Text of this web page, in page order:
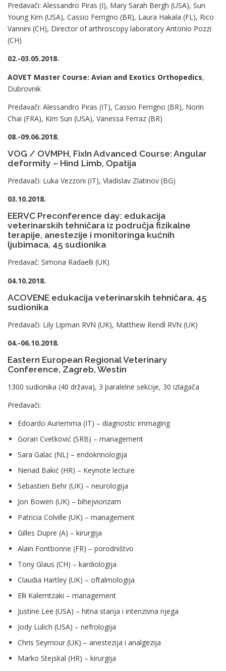
Predavači: Alessandro Piras (I), Mary Sarah Bergh (USA), Sun
Young Kim (USA), Cassio Ferrigno (BR), Laura Hakala (FL), Rico
Vannini (CH), Director of arthroscopy laboratory Antonio Pozzi
(CH)
02.-03.05.2018.
AOVET Master Course: Avian and Exotics Orthopedics,
Dubrovnik
Predavači: Alessandro Piras (IT), Cassio Ferrigno (BR), Norin
Chai (FRA), Kim Sun (USA), Vanessa Ferraz (BR)
08.-09.06.2018.
VOG / OVMPH, FixIn Advanced Course: Angular
deformity – Hind Limb, Opatija
Predavači: Luka Vezzoni (IT), Vladislav Zlatinov (BG)
03.10.2018.
EERVC Preconference day: edukacija
veterinarskih tehničara iz područja fizikalne
terapije, anestezije i monitoringa kućnih
ljubimaca, 45 sudionika
Predavač: Simona Radaelli (UK)
04.10.2018.
ACOVENE edukacija veterinarskih tehničara, 45
sudionika
Predavači: Lily Lipman RVN (UK), Matthew Rendl RVN (UK)
04.-06.10.2018.
Eastern European Regional Veterinary
Conference, Zagreb, Westin
1300 sudionika (40 država), 3 paralelne sekcije, 30 izlagača
Predavači:
Edoardo Auriemma (IT) – diagnostic immaging
Goran Cvetković (SRB) – management
Sara Galac (NL) – endokrinologija
Nenad Bakić (HR) – Keynote lecture
Sebastien Behr (UK) – neurologija
Jon Bowen (UK) – bihejviorizam
Patricia Colville (UK) – management
Gilles Dupre (A) – kirurgija
Alain Fontbonne (FR) – porodništvo
Tony Glaus (CH) – kardiologija
Claudia Hartley (UK) – oftalmologija
Elli Kalemtzaki – management
Justine Lee (USA) – hitna stanja i intenzivna njega
Jody Lulich (USA) – nefrologija
Chris Seymour (UK) – anestezija i analgezija
Marko Stejskal (HR) – kirurgija